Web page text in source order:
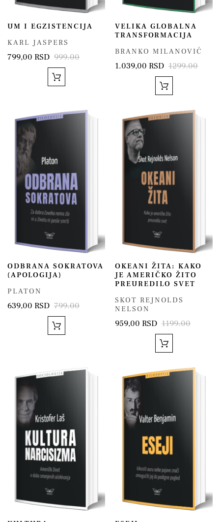
UM I EGZISTENCIJA
KARL JASPERS
799,00 RSD 999.00
VELIKA GLOBALNA
TRANSFORMACIJA
BRANKO MILANOVIĆ
1.039,00 RSD 1299.00
ODBRANA SOKRATOVA
(APOLOGIJA)
PLATON
639,00 RSD 799.00
OKEANI ŽITA: KAKO
JE AMERIČKO ŽITO
PREUREDILO SVET
SKOT REJNOLDS
NELSON
959,00 RSD 1199.00